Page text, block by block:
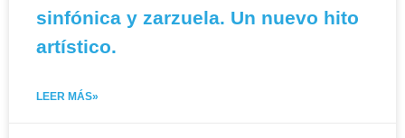
sinfónica y zarzuela. Un nuevo hito
artístico.
LEER MÁS»